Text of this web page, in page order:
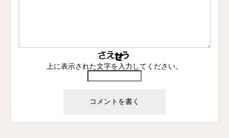
上に表示された文字を入力してください。